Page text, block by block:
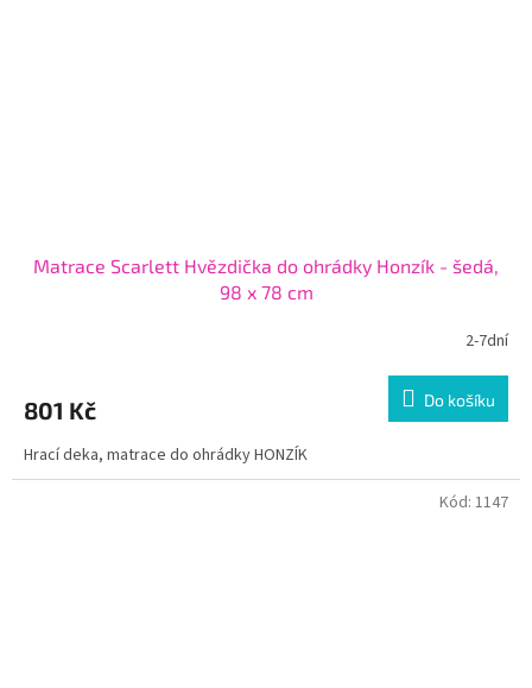
Matrace Scarlett Hvězdička do ohrádky Honzík - šedá,
98 x 78 cm
2-7dní
801 Kč Do košíku
Hrací deka, matrace do ohrádky HONZÍK
Kód: 1147